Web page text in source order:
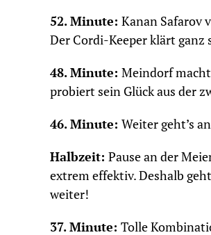
52. Minute: Kanan Safarov
Der Cordi-Keeper klärt ganz
48. Minute: Meindorf
probiert sein Glück aus der
46. Minute: Weiter geht’s
Halbzeit: Pause an der
extrem effektiv. Deshalb
weiter!
37. Minute: Tolle